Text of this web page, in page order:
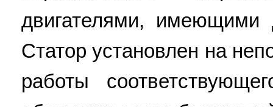
двигателями, имеющими
Статор установлен на
работы